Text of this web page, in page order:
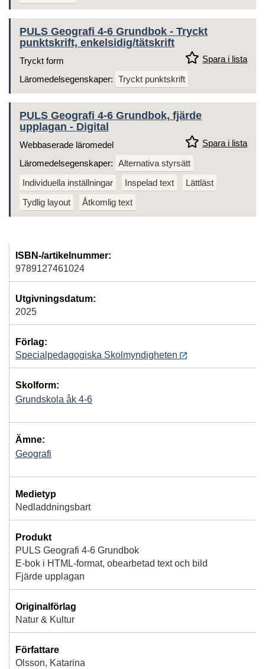
PULS Geografi 4-6 Grundbok - Tryckt
punktskrift, enkelsidig/tätskrift
Spara i lista
Tryckt form
Läromedelsegenskaper: Tryckt punktskrift
PULS Geografi 4-6 Grundbok, fjärde
upplagan - Digital
Spara i lista
Webbaserade läromedel
Läromedelsegenskaper: Alternativa styrsätt
Individuella inställningar
Inspelad text
Lättläst
Tydlig layout
Åtkomlig text
ISBN-/artikelnummer:
9789127461024
Utgivningsdatum:
2025
Förlag:
Specialpedagogiska Skolmyndigheten
Skolform:
Grundskola åk 4-6
Ämne:
Geografi
Medietyp
Nedladdningsbart
Produkt
PULS Geografi 4-6 Grundbok
E-bok i HTML-format, obearbetad text och bild
Fjärde upplagan
Originalförlag
Natur & Kultur
Författare
Olsson, Katarina